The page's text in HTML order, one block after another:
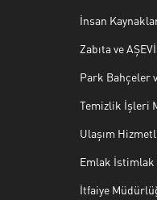
İnsan
Zabıta ve
Park Bahçeler
Temizlik İşleri
Ulaşım
Emlak
İtfaiye